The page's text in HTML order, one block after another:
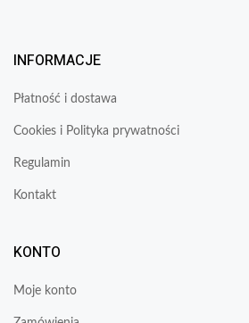
INFORMACJE
Płatność i dostawa
Cookies i Polityka prywatności
Regulamin
Kontakt
KONTO
Moje konto